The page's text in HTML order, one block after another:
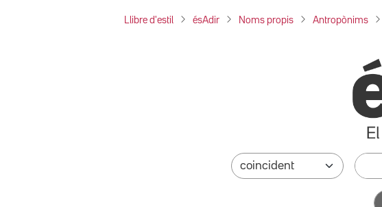
Llibre d'estil ésAdir Noms propis Antropònims